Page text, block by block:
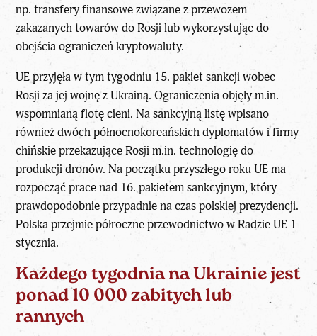
np. transfery finansowe związane z przewozem
zakazanych towarów do Rosji lub wykorzystując do
obejścia ograniczeń kryptowaluty.
UE przyjęła w tym tygodniu 15. pakiet sankcji wobec
Rosji za jej wojnę z Ukrainą. Ograniczenia objęły m.in.
wspomnianą flotę cieni. Na sankcyjną listę wpisano
również dwóch północnokoreańskich dyplomatów i firmy
chińskie przekazujące Rosji m.in. technologię do
produkcji dronów. Na początku przyszłego roku UE ma
rozpocząć prace nad 16. pakietem sankcyjnym, który
prawdopodobnie przypadnie na czas polskiej prezydencji.
Polska przejmie półroczne przewodnictwo w Radzie UE 1
stycznia.
Każdego tygodnia na Ukrainie jest
ponad 10 000 zabitych lub
rannych